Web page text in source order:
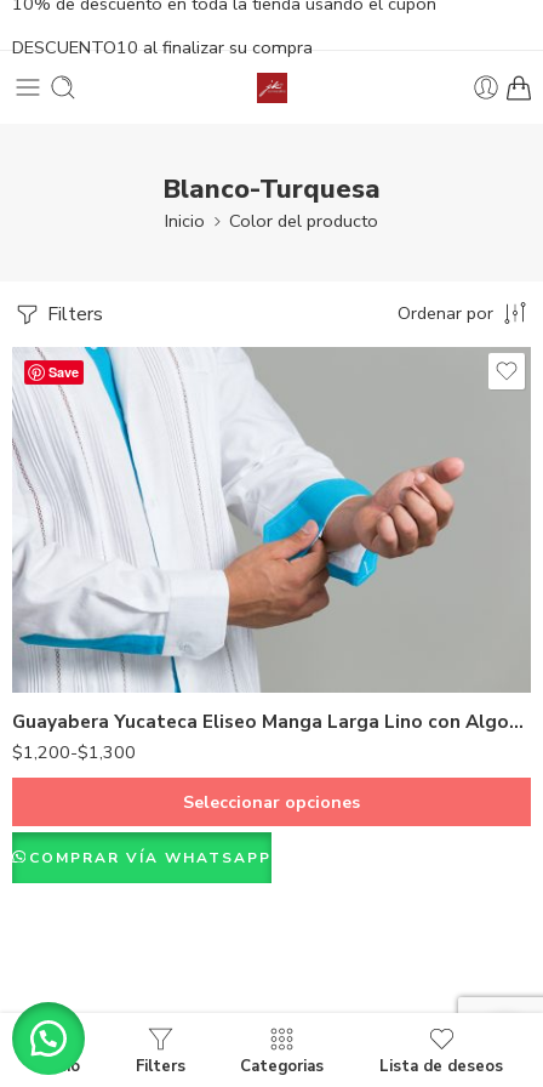
DESCUENTO10 al finalizar su compra
Blanco-Turquesa
Inicio Color del producto
Filters Ordenar por
Save
Guayabera Yucateca Eliseo Manga Larga Lino con Algodón
$1,200-$1,300
36 - S
40 - L
42 - XL
44 - XXL
46 - XXXL
48 - XXXXL
Seleccionar opciones
COMPRAR VÍA WHATSAPP
Inicio Filters Categorias Lista de deseos